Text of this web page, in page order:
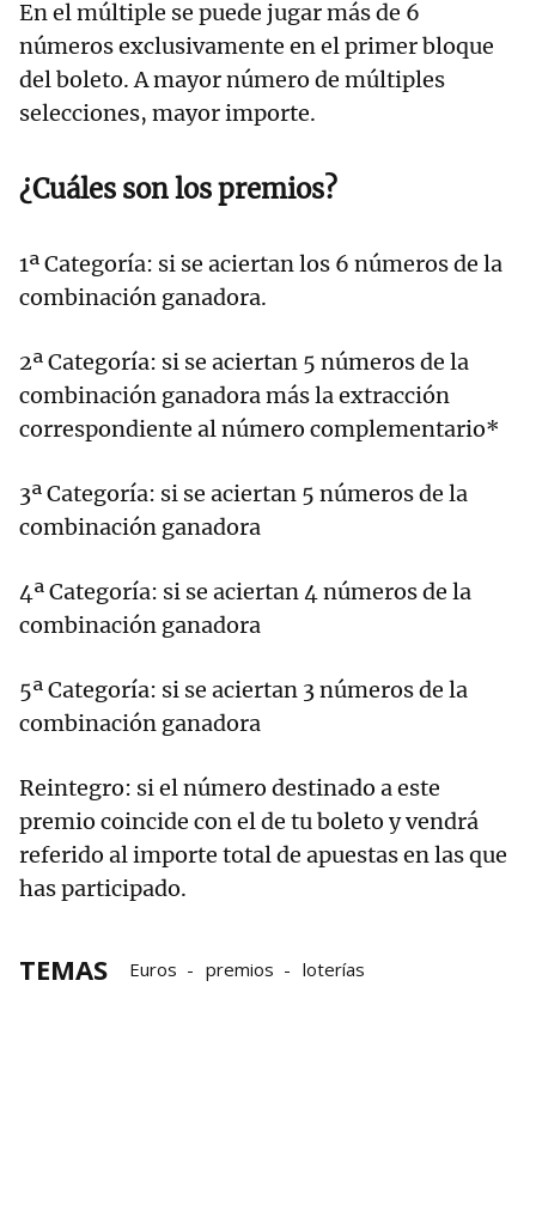
En el múltiple se puede jugar más de 6
números exclusivamente en el primer bloque
del boleto. A mayor número de múltiples
selecciones, mayor importe.
¿Cuáles son los premios?
1ª Categoría: si se aciertan los 6 números de la
combinación ganadora.
2ª Categoría: si se aciertan 5 números de la
combinación ganadora más la extracción
correspondiente al número complementario*
3ª Categoría: si se aciertan 5 números de la
combinación ganadora
4ª Categoría: si se aciertan 4 números de la
combinación ganadora
5ª Categoría: si se aciertan 3 números de la
combinación ganadora
Reintegro: si el número destinado a este
premio coincide con el de tu boleto y vendrá
referido al importe total de apuestas en las que
has participado.
TEMAS Euros premios loterías